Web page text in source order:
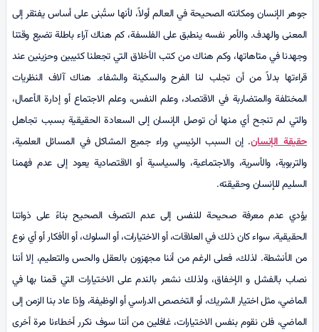
جوهر الإنسان ومكانته الصحيحة في العالم أولاً، لأنها ستُبنى على أساس يفتقر إلى
المعنى والهدف. والأمر نفسه ينطبق على الفلسفة، كم هناك آراء باطلة تضيع وقتنا
وجهدنا في متاهاتها، وكم هناك من كتب الأخلاق التي تجعلنا كئيبين وحزينين عند
قراءتها بدلاً من أن تجلب لنا الفرح والسكينة والشفاء. هناك آلاف النظريات
المختلفة والمتضاربة في الاقتصاد، وعلم النفس، وعلم الاجتماع أو إدارة الأعمال،
والتي لم تنجح أي منها أن توصل الإنسان إلى السعادة الحقيقية بسبب تجاهل
حقيقة الإنسان. إن السبب الرئيسي وراء جميع المشاكل في المسائل العلمية،
والتربوية، والأسرية، والاجتماعية، والسياسية أو الاقتصادية يعود إلى عدم فهمنا
السليم للإنسان وحقيقته.
يؤدي عدم معرفة صحيحة للنفس إلى عدم التصرف الصحيح بناءً على ذواتنا
الحقيقية، سواء كان ذلك في العلاقات، أو الاختيارات، أو السلوك، أو الأفكار أو أي نوع
من الأنشطة. لذلك، فعلى الرغم من أننا مجهزون بالعقل والحس والتعليم، إلا أننا
نصاب بالفشل و الإخفاق، ولذلك نشعر بالندم على الاختيارات التي قمنا بها في
الماضي، مثل اختيار الشريك، أو التخصص الدراسي أو الوظيفة، وإذا عاد بنا الزمن إلى
الماضي، فلن نقوم بنفس الاختيارات، غافلين من أننا سوف نكرر أخطاءنا مرة أخرى